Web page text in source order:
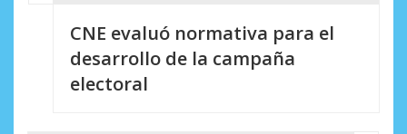
CNE evaluó normativa para el
desarrollo de la campaña
electoral